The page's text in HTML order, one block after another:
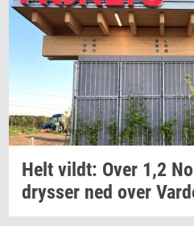
Helt vildt: Over 1,2
drys­ser ned over